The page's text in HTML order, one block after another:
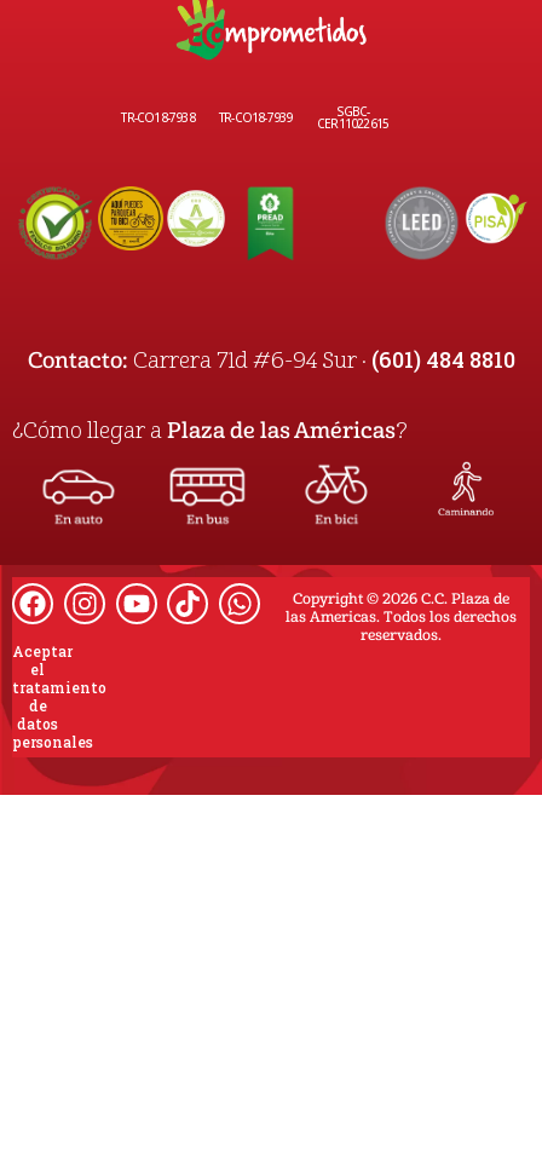
TR-CO18-7938 TR-CO18-7939 SGBC-
CER11022615
Contacto: Carrera 71d #6-94 Sur · (601) 484 8810
¿Cómo llegar a Plaza de las Américas?
Copyright © 2026 C.C. Plaza de
las Americas. Todos los derechos
reservados.
Aceptar
el
tratamiento
de
datos
personales